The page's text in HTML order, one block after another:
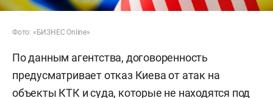
Фото: «БИЗНЕС Online»
По данным агентства, договоренность
предусматривает отказ Киева от атак на
объекты КТК и суда, которые не находятся под